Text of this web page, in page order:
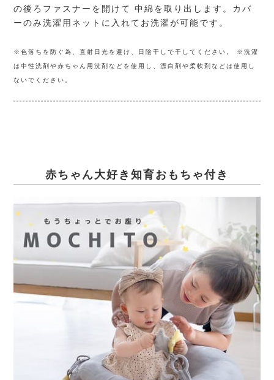
の後ろファスナーを開けて 中綿を取り出します。カバ
ーのみ洗濯用ネットに入れてお洗濯が可能です。
※色落ちを防ぐ為、直射日光を避け、日陰干しで干してください。 ※洗濯
は中性洗剤や赤ちゃん用洗剤などを使用し、漂白剤や柔軟剤などは使用し
ないでください。
赤ちゃん大好き知育おもちゃ付き